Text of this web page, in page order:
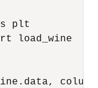
plt
load_wine